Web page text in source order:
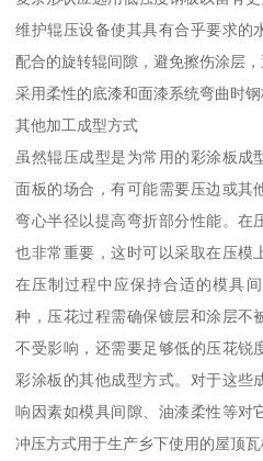
维护辊压设备使其具有合乎要求的
配合的旋转辊间隙，避免擦伤涂层
采用柔性的底漆和面漆系统弯曲时钢
其他加工成型方式
虽然辊压成型是为常用的彩涂板成
面板的场合，有可能需要压边或其
弯心半径以提高弯折部分性能。在
也非常重要，这时可以采取在压模
在压制过程中应保持合适的模具
种，压花过程需确保镀层和涂层不
不受影响，还需要足够低的压花锐
彩涂板的其他成型方式。对于这些
响因素如模具间隙、油漆柔性等对
冲压方式用于生产乡下使用的屋顶瓦